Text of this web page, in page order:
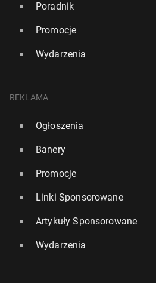
Poradnik
Promocje
Wydarzenia
REKLAMA
Ogłoszenia
Banery
Promocje
Linki Sponsorowane
Artykuły Sponsorowane
Wydarzenia